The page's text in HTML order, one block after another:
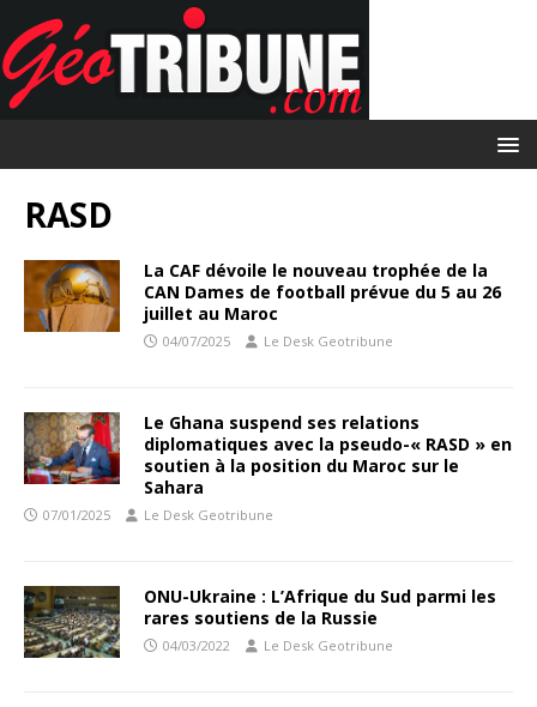
RASD
La CAF dévoile le nouveau trophée de la
CAN Dames de football prévue du 5 au 26
juillet au Maroc
04/07/2025 Le Desk Geotribune
Le Ghana suspend ses relations
diplomatiques avec la pseudo-« RASD » en
soutien à la position du Maroc sur le
Sahara
07/01/2025 Le Desk Geotribune
ONU-Ukraine : L’Afrique du Sud parmi les
rares soutiens de la Russie
04/03/2022 Le Desk Geotribune